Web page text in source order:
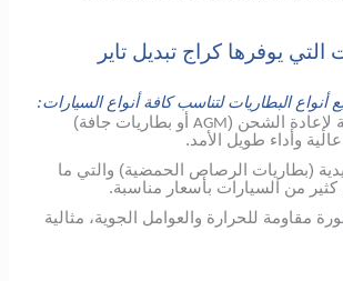
التي يوفرها كراج تبديل تاير
البطاريات لتناسب كافة أنواع السيارات:
لإعادة الشحن (AGM أو بطاريات جافة)
وأداء طويل الأمد.
(بطاريات الرصاص الحمضية) والتي ما
من السيارات بأسعار مناسبة.
مقاومة للحرارة والعوامل الجوية، مثالية